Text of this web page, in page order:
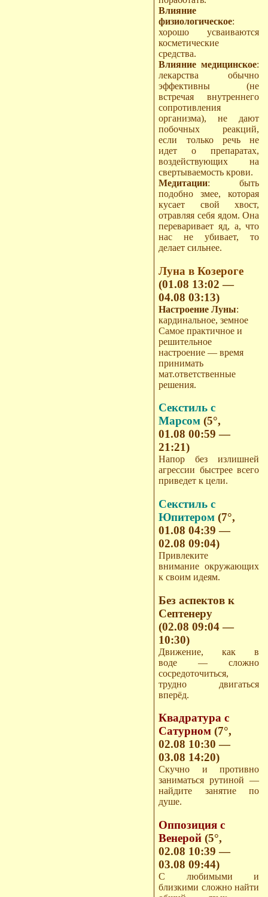
Влияние
физиологическое:
хорошо усваиваются
косметические
средства.
Влияние медицинское:
лекарства обычно
эффективны (не
встречая внутреннего
сопротивления
организма), не дают
побочных реакций,
если только речь не
идет о препаратах,
воздействующих на
свертываемость крови.
Медитации: быть
подобно змее, которая
кусает свой хвост,
отравляя себя ядом. Она
переваривает яд, а, что
нас не убивает, то
делает сильнее.
Луна в Козероге
(01.08 13:02 —
04.08 03:13)
Настроение Луны:
кардинальное, земное
Самое практичное и
решительное
настроение — время
принимать
мат.ответственные
решения.
Секстиль с
Марсом(5°,
01.08 00:59 —
21:21)
Напор без излишней
агрессии быстрее всего
приведет к цели.
Секстиль с
Юпитером(7°,
01.08 04:39 —
02.08 09:04)
Привлеките
внимание окружающих
к своим идеям.
Без аспектов к
Септенеру
(02.08 09:04 —
10:30)
Движение, как в
воде — сложно
сосредоточиться,
трудно двигаться
вперёд.
Квадратура с
Сатурном(7°,
02.08 10:30 —
03.08 14:20)
Скучно и противно
заниматься рутиной —
найдите занятие по
душе.
Оппозиция с
Венерой(5°,
02.08 10:39 —
03.08 09:44)
С любимыми и
близкими сложно найти